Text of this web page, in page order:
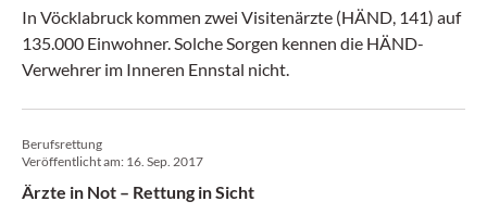
In Vöcklabruck kommen zwei Visitenärzte (HÄND, 141) auf
135.000 Einwohner. Solche Sorgen kennen die HÄND-
Verwehrer im Inneren Ennstal nicht.
Berufsrettung
Veröffentlicht am: 16. Sep. 2017
Ärzte in Not – Rettung in Sicht